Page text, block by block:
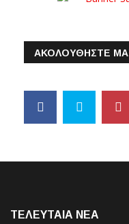
ΑΚΟΛΟΥΘΗΣΤΕ
ΤΕΛΕΥΤΑΙΑ NEA